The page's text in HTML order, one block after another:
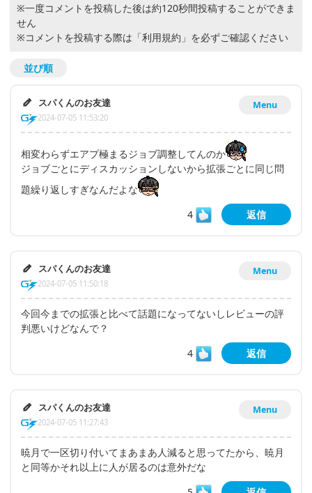
※一度コメントを投稿した後は約120秒間投稿することができま
せん
※コメントを投稿する際は 「利用規約」 を必ずご確認ください
並び順
Menu
スパくんのお友達
2024-07-05 11:53:20
相変わらずエアプ極まるジョブ調整してんのか
ジョブごとにディスカッションしないから拡張ごとに同じ問
題繰り返しすぎなんだよな
4
返信
Menu
スパくんのお友達
2024-07-05 11:50:18
今回今までの拡張と比べて話題になってないしレビューの評
判悪いけどなんで？
4
返信
Menu
スパくんのお友達
2024-07-05 11:27:43
暁月で一区切り付いてまあまあ人減ると思ってたから、暁月
と同等かそれ以上に人が居るのは意外だな